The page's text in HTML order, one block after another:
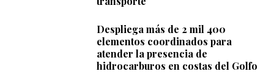
Despliega más de 2 mil 400
elementos coordinados para
atender la presencia de
hidrocarburos en costas del Golfo